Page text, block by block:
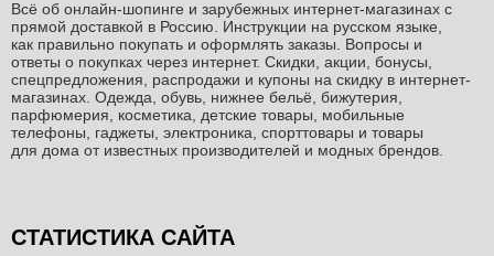
Всё об онлайн-шопинге и зарубежных интернет-магазинах c
прямой доставкой в Россию. Инструкции на русском языке,
как правильно покупать и оформлять заказы. Вопросы и
ответы о покупках через интернет. Скидки, акции, бонусы,
спецпредложения, распродажи и купоны на скидку в интернет-
магазинах. Одежда, обувь, нижнее бельё, бижутерия,
парфюмерия, косметика, детские товары, мобильные
телефоны, гаджеты, электроника, спорттовары и товары
для дома от известных производителей и модных брендов.
СТАТИСТИКА САЙТА